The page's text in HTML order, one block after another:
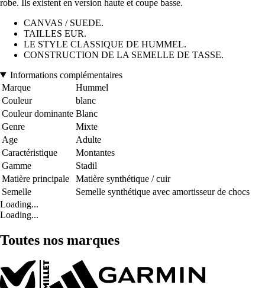
robe. Ils existent en version haute et coupe basse.
CANVAS / SUEDE.
TAILLES EUR.
LE STYLE CLASSIQUE DE HUMMEL.
CONSTRUCTION DE LA SEMELLE DE TASSE.
Informations complémentaires
Marque
Hummel
Couleur
blanc
Couleur dominante Blanc
Genre
Mixte
Age
Adulte
Caractéristique
Montantes
Gamme
Stadil
Matière principale
Matière synthétique / cuir
Semelle
Semelle synthétique avec amortisseur de chocs
Loading...
Loading...
Toutes nos marques